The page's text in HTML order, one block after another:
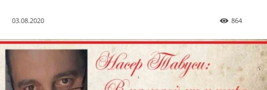
03.08.2020 864